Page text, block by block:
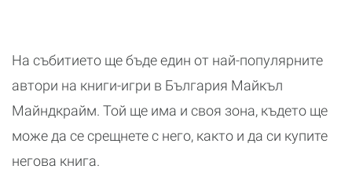
На събитието ще бъде един от най-популярните
автори на книги-игри в България Майкъл
Майндкрайм. Той ще има и своя зона, където ще
може да се срещнете с него, както и да си купите
негова книга.